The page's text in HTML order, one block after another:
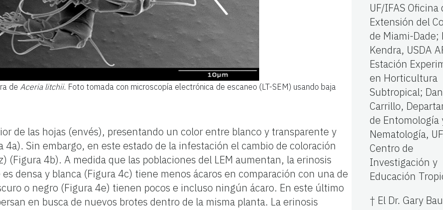
de Aceria litchii. Foto tomada con microscopía electrónica de escaneo (LT-SEM) usando baja
de las hojas (envés), presentando un color entre blanco y transparente y
Sin embargo, en este estado de la infestación el cambio de coloración
(Figura 4b). A medida que las poblaciones del LEM aumentan, la erinosis
densa y blanca (Figura 4c) tiene menos ácaros en comparación con una de
o negro (Figura 4e) tienen pocos e incluso ningún ácaro. En este último
en busca de nuevos brotes dentro de la misma planta. La erinosis
UF/IFAS Oficina
Extensión del
de Miami-Dade;
Kendra, USDA
Estación
en Horticultura
Subtropical;
Carrillo,
de Entomología
Nematología,
Centro de
Investigación y
Educación
† El Dr. Gary